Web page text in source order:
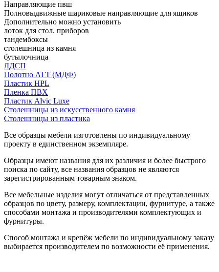
Направляющие пвш
Полновыдвижные шариковые направляющие для ящиков
Дополнительно можно установить
лоток для стол. приборов
тандембоксы
столешница из камня
бутылочница
ЛДСП
Полотно АГТ (МДФ)
Пластик HPL
Пленка ПВХ
Пластик Alvic Luxe
Столешницы из искусственного камня
Столешницы из пластика
Все образцы мебели изготовлены по индивидуальному
проекту в единственном экземпляре.
Образцы имеют названия для их различия и более быстрого
поиска по сайту, все названия образцов не являются
зарегистрированным товарным знаком.
Все мебельные изделия могут отличаться от представленных
образцов по цвету, размеру, комплектации, фурнитуре, а также
способами монтажа и производителями комплектующих и
фурнитуры.
Способ монтажа и крепёж мебели по индивидуальному заказу
выбирается производителем по возможности её применения.